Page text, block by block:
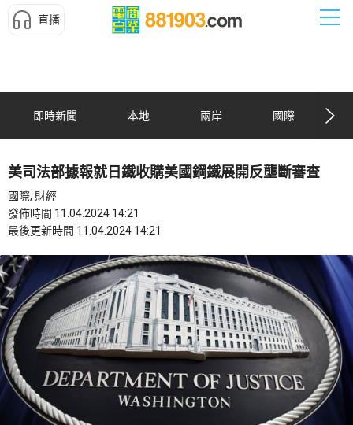
直播
即時新聞 本地 兩岸 國際
美司法部據報就日鐵收購美國鋼鐵展開反壟斷審查
國際, 財經
發佈時間 11.04.2024 14:21
最後更新時間 11.04.2024 14:21